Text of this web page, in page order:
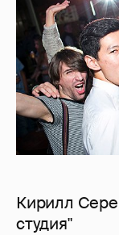
Кирилл
студия"